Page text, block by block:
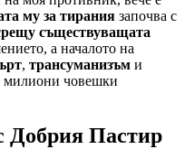
му за тирания започва с
съществуващата
а началото на
, трансуманизъм и
милиони човешки
Добрия Пастир